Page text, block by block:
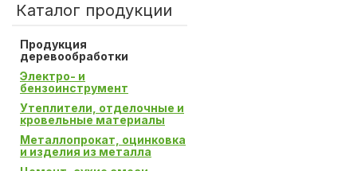
Каталог продукции
Продукция
деревообработки
Электро- и
бензоинструмент
Утеплители, отделочные и
кровельные материалы
Металлопрокат, оцинковка
и изделия из металла